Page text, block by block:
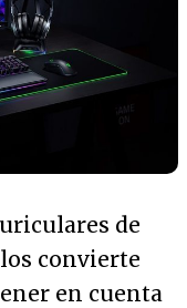
de
convierte
en cuenta